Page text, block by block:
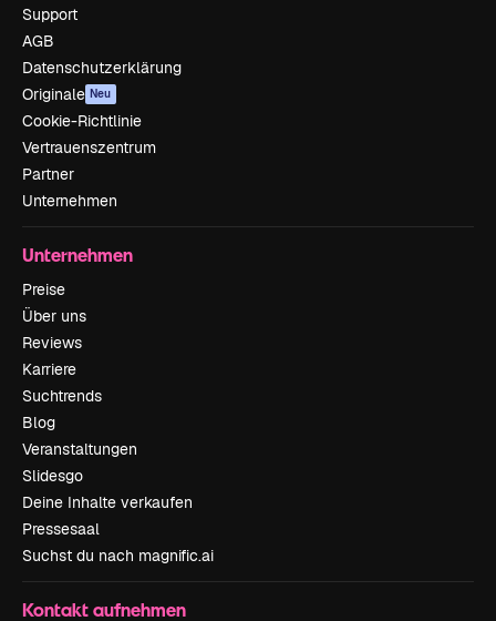
Support
AGB
Datenschutzerklärung
Originale Neu
Cookie-Richtlinie
Vertrauenszentrum
Partner
Unternehmen
Unternehmen
Preise
Über uns
Reviews
Karriere
Suchtrends
Blog
Veranstaltungen
Slidesgo
Deine Inhalte verkaufen
Pressesaal
Suchst du nach magnific.ai
Kontakt aufnehmen